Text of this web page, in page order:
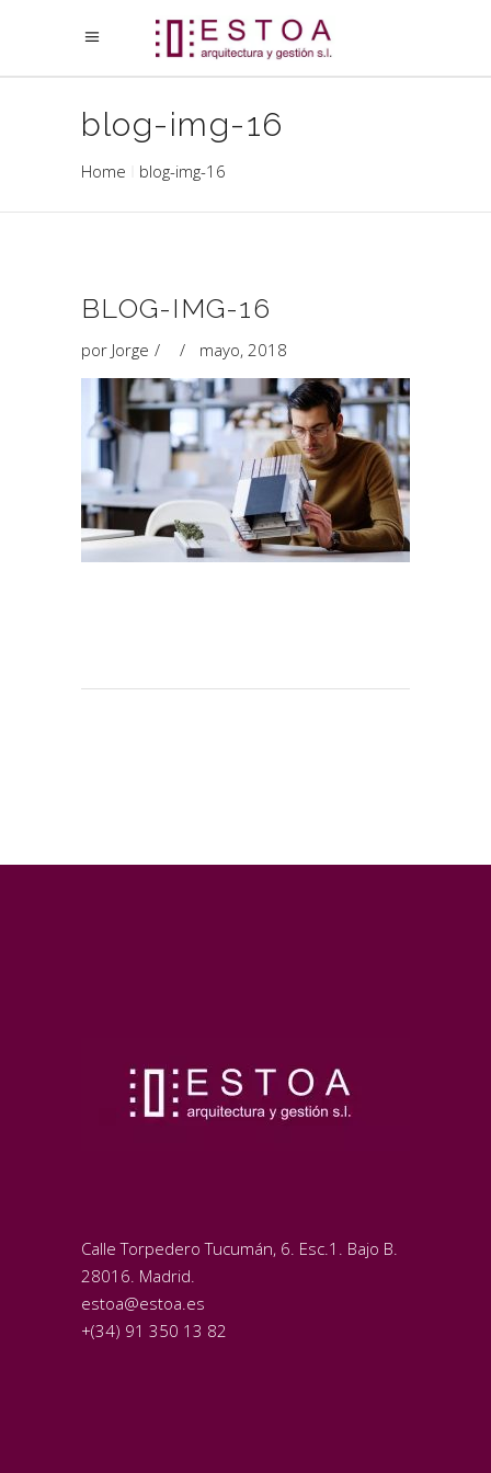
blog-img-16
Home blog-img-16
BLOG-IMG-16
por Jorge mayo, 2018
Calle Torpedero Tucumán, 6. Esc.1. Bajo B.
28016. Madrid.
estoa@estoa.es
+(34) 91 350 13 82